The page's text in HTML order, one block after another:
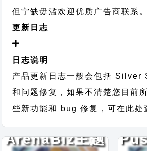
但宁缺毋滥欢迎优质广告商联系。
更新日志
日志说明
产品更新日志一般会包括 Silver
和问题修复，如果不清楚您目前
些新功能和 bug 修复，可在此处
ArenaBiz主题